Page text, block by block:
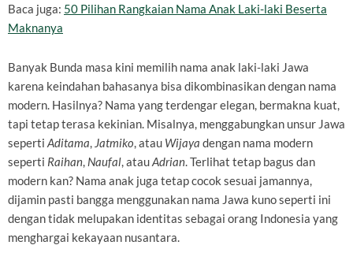
Baca juga: 50 Pilihan Rangkaian Nama Anak Laki-laki Beserta
Maknanya
Banyak Bunda masa kini memilih nama anak laki-laki Jawa
karena keindahan bahasanya bisa dikombinasikan dengan nama
modern. Hasilnya? Nama yang terdengar elegan, bermakna kuat,
tapi tetap terasa kekinian. Misalnya, menggabungkan unsur Jawa
seperti Aditama, Jatmiko, atau Wijaya dengan nama modern
seperti Raihan, Naufal, atauAdrian. Terlihat tetap bagus dan
modern kan? Nama anak juga tetap cocok sesuai jamannya,
dijamin pasti bangga menggunakan nama Jawa kuno seperti ini
dengan tidak melupakan identitas sebagai orang Indonesia yang
menghargai kekayaan nusantara.